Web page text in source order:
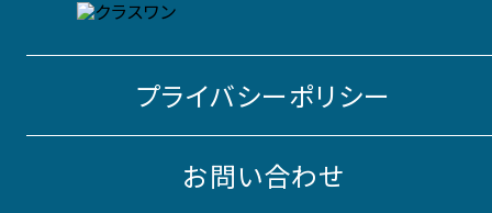
プライバシーポリシー
お問い合わせ